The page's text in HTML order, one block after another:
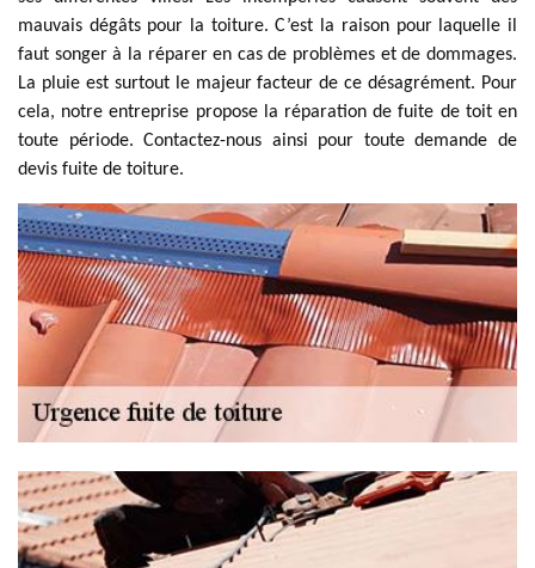
mauvais dégâts pour la toiture. C’est la raison pour laquelle il
faut songer à la réparer en cas de problèmes et de dommages.
La pluie est surtout le majeur facteur de ce désagrément. Pour
cela, notre entreprise propose la réparation de fuite de toit en
toute période. Contactez-nous ainsi pour toute demande de
devis fuite de toiture.